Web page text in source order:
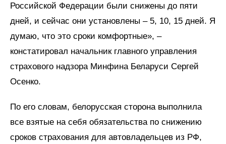
Российской Федерации были снижены до пяти
дней, и сейчас они установлены – 5, 10, 15 дней. Я
думаю, что это сроки комфортные», –
констатировал начальник главного управления
страхового надзора Минфина Беларуси Сергей
Осенко.
По его словам, белорусская сторона выполнила
все взятые на себя обязательства по снижению
сроков страхования для автовладельцев из РФ,